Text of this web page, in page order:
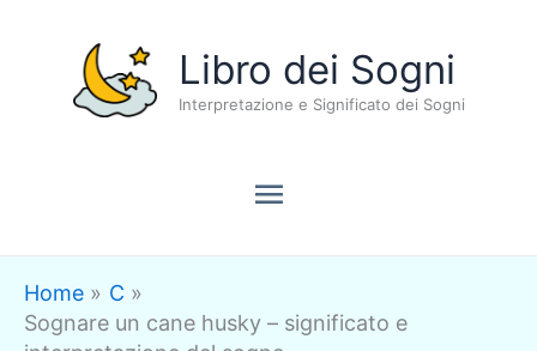
contenuto
Libro dei Sogni
Interpretazione e Significato dei Sogni
Menu
principale
Home
C
Sognare un cane husky – significato e